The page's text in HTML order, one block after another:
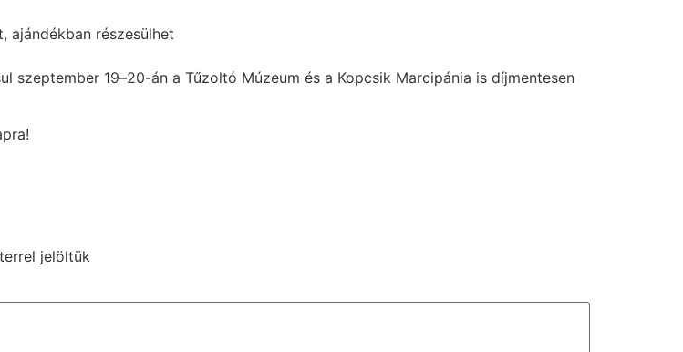
ajándékban részesülhet
szeptember 19–20-án a Tűzoltó Múzeum és a Kopcsik Marcipánia is díjmentesen
jelöltük